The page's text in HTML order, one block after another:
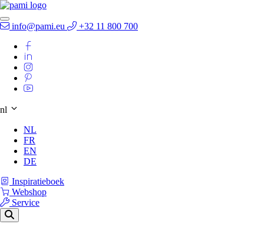
info@pami.eu +32 11 800 700
nl
NL
FR
EN
DE
Inspiratieboek
Webshop
Service